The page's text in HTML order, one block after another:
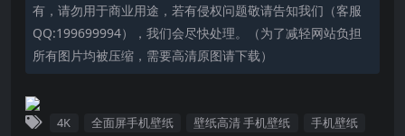
有，请勿用于商业用途，若有侵权问题敬请告知我们（客服
QQ:199699994），我们会尽快处理。（为了减轻网站负担
所有图片均被压缩，需要高清原图请下载）
4K 全面屏手机壁纸 壁纸高清 手机壁纸
手机壁纸